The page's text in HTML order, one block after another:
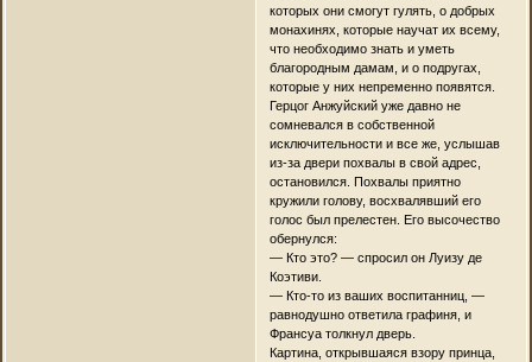
которых они смогут гулять, о добрых
монахинях, которые научат их всему,
что необходимо знать и уметь
благородным дамам, и о подругах,
которые у них непременно появятся.
Герцог Анжуйский уже давно не
сомневался в собственной
исключительности и все же, услышав
из-за двери похвалы в свой адрес,
остановился. Похвалы приятно
кружили голову, восхвалявший его
голос был прелестен. Его высочество
обернулся:
— Кто это? — спросил он Луизу де
Коэтиви.
— Кто-то из ваших воспитанниц, —
равнодушно ответила графиня, и
Франсуа толкнул дверь.
Картина, открывшаяся взору принца,